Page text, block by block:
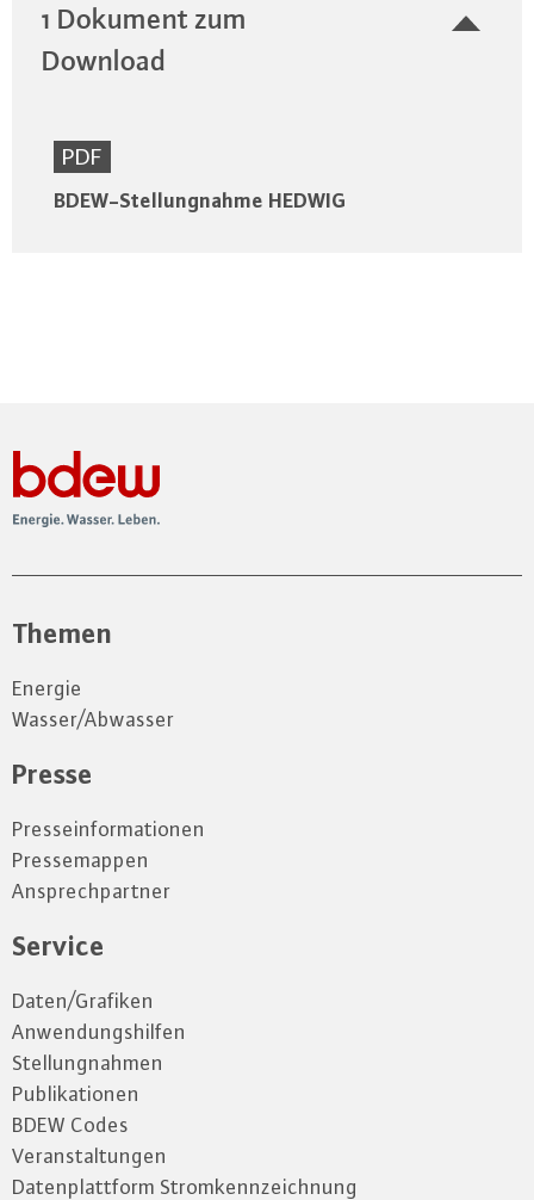
1 Dokument zum
Download
PDF
BDEW-Stellungnahme HEDWIG
Themen
Energie
Wasser/Abwasser
Presse
Presseinformationen
Pressemappen
Ansprechpartner
Service
Daten/Grafiken
Anwendungshilfen
Stellungnahmen
Publikationen
BDEW Codes
Veranstaltungen
Datenplattform Stromkennzeichnung